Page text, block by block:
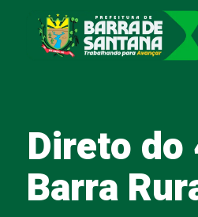
o
Direto do
Barra